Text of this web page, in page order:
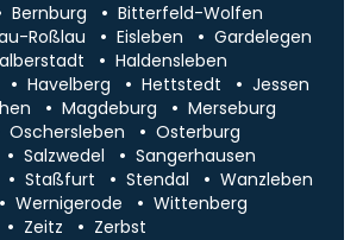
Bernburg
Bitterfeld-Wolfen
Roßlau Eisleben
Gardelegen
Haldensleben
Havelberg Hettstedt
Jessen
Magdeburg
Merseburg
Oschersleben
Osterburg
Salzwedel
Sangerhausen
Staßfurt Stendal
Wanzleben
Wernigerode
Wittenberg
Zeitz Zerbst